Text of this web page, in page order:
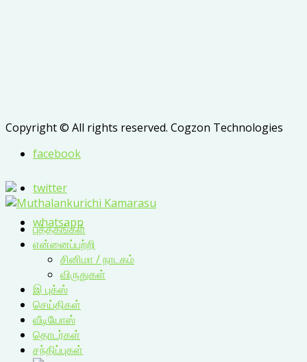
Copyright © All rights reserved. Cogzon Technologies
facebook
twitter
whatsapp
புத்தகங்கள்
என்னைப்பற்றி
சினிமா / நாடகம்
விருதுகள்
இ புக்ஸ்
செய்திகள்
வீடியோஸ்
தொடர்கள்
சந்திப்புகள்